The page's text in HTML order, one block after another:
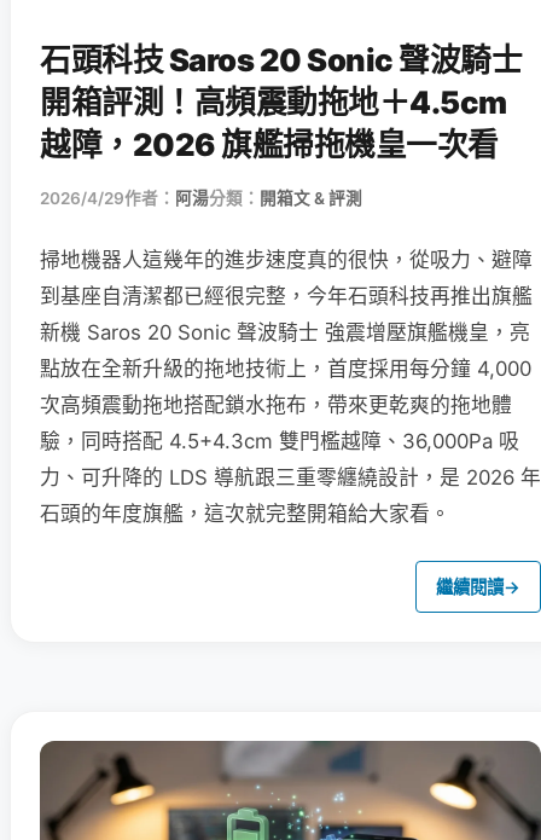
石頭科技 Saros 20 Sonic 聲波騎士
開箱評測！高頻震動拖地＋4.5cm
越障，2026 旗艦掃拖機皇一次看
2026/4/29作者： 阿湯分類： 開箱文 & 評測
掃地機器人這幾年的進步速度真的很快，從吸力、避障
到基座自清潔都已經很完整，今年石頭科技再推出旗艦
新機 Saros 20 Sonic 聲波騎士 強震增壓旗艦機皇，亮
點放在全新升級的拖地技術上，首度採用每分鐘 4,000
次高頻震動拖地搭配鎖水拖布，帶來更乾爽的拖地體
驗，同時搭配 4.5+4.3cm 雙門檻越障、36,000Pa 吸
力、可升降的 LDS 導航跟三重零纏繞設計，是 2026 年
石頭的年度旗艦，這次就完整開箱給大家看。
繼續閱讀→